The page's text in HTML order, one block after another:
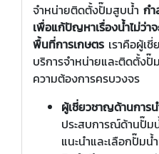
จำหน่ายติดตั้งปั๊มสูบน้ำ ก
เพื่อแก้ปัญหาเรื่องน้ำไม่ว่า
พื้นที่การเกษตร เราคือผู้เ
บริการจำหน่ายและติดตั้ง
ความต้องการครบวงจร
ผู้เชี่ยวชาญด้านการ
ประสบการณ์ด้านปั๊ม
แนะนำและเลือกปั๊มน้